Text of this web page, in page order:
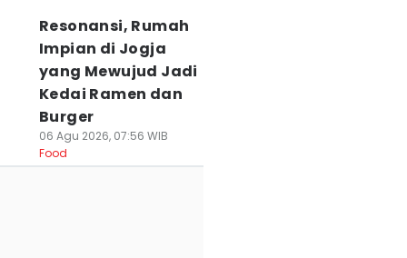
Resonansi, Rumah
Impian di Jogja
yang Mewujud Jadi
Kedai Ramen dan
Burger
06 Agu 2026, 07:56 WIB
Food